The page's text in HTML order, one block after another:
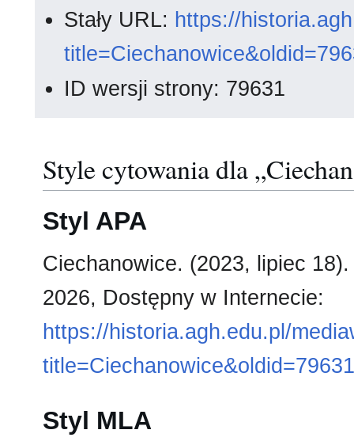
Stały URL: https://
ID wersji strony: 79631
Style cytowania dla
Styl APA
Ciechanowice. (2023, lipiec
2026, Dostępny w Internecie:
https://historia.agh.edu.pl/
title=Ciechanowice&oldid=79631
Styl MLA